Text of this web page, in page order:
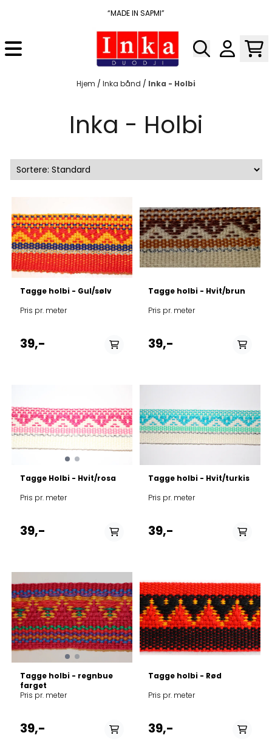
“MADE IN SAPMI”
Hjem / Inka bånd / Inka - Holbi
Inka - Holbi
Tagge holbi - Gul/sølv
Pris pr. meter
39,-
Tagge holbi - Hvit/brun
Pris pr. meter
39,-
På lager
Tagge Holbi - Hvit/rosa
Pris pr. meter
39,-
På lager
Tagge holbi - Hvit/turkis
Pris pr. meter
39,-
På lager
Tagge holbi - regnbue
farget
Pris pr. meter
39,-
Tagge holbi - Rød
Pris pr. meter
39,-
På lager På lager